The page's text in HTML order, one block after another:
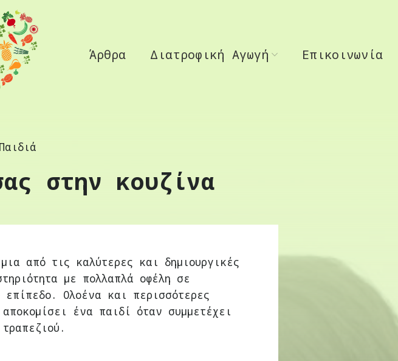
Άρθρα Διατροφική Αγωγή Επικοινωνία
στην κουζίνα
από τις καλύτερες και δημιουργικές
με πολλαπλά οφέλη σε
επίπεδο. Ολοένα και περισσότερες
ένα παιδί όταν συμμετέχει